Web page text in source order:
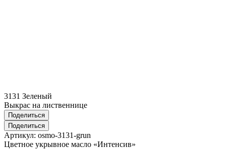
3131 Зеленый
Выкрас на лиственнице
Поделиться
Поделиться
Артикул: osmo-3131-grun
Цветнoе укрывное масло «Интенсив»